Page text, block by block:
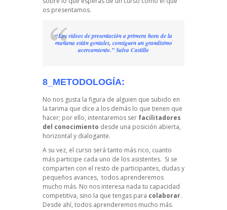
os presentamos.
“Los videos de presentación a primera hora de la
mañana están geniales, consiguen un grandísimo
acercamiento.” Salva Castillo
8_METODOLOGÍA:
No nos gusta la figura de alguien que subido en
la tarima que dice a los demás lo que tienen que
hacer; por ello, intentaremos ser facilitadores
del conocimiento desde una posición abierta,
horizontal y dialogante.
A su vez, el curso será tanto más rico, cuanto
más participe cada uno de los asistentes. Si se
comparten con el resto de participantes, dudas y
pequeños avances, todos aprenderemos
mucho más. No nos interesa nada tu capacidad
competitiva, sino la que tengas para colaborar.
Desde ahí, todos aprenderemos mucho más.